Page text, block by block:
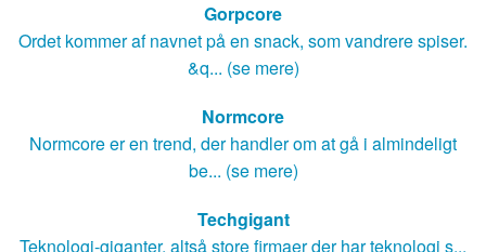
Gorpcore
Ordet kommer af navnet på en snack, som vandrere spiser.
&q... (se mere)
Normcore
Normcore er en trend, der handler om at gå i almindeligt
be... (se mere)
Techgigant
Teknologi-giganter, altså store firmaer der har teknologi s...